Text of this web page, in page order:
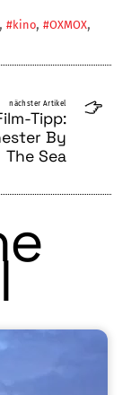
#kino, #OXMOX,
nächster Artikel
Tipp:
By
The Sea